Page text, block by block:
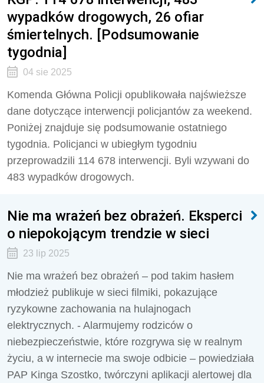
wypadków drogowych, 26 ofiar
śmiertelnych. [Podsumowanie
tygodnia]
04 sie 2025
Komenda Główna Policji opublikowała najświeższe
dane dotyczące interwencji policjantów za weekend.
Poniżej znajduje się podsumowanie ostatniego
tygodnia. Policjanci w ubiegłym tygodniu
przeprowadzili 114 678 interwencji. Byli wzywani do
483 wypadków drogowych.
Nie ma wrażeń bez obrażeń. Eksperci
o niepokojącym trendzie w sieci
23 lip 2025
Nie ma wrażeń bez obrażeń – pod takim hasłem
młodzież publikuje w sieci filmiki, pokazujące
ryzykowne zachowania na hulajnogach
elektrycznych. - Alarmujemy rodziców o
niebezpieczeństwie, które rozgrywa się w realnym
życiu, a w internecie ma swoje odbicie – powiedziała
PAP Kinga Szostko, twórczyni aplikacji alertowej dla